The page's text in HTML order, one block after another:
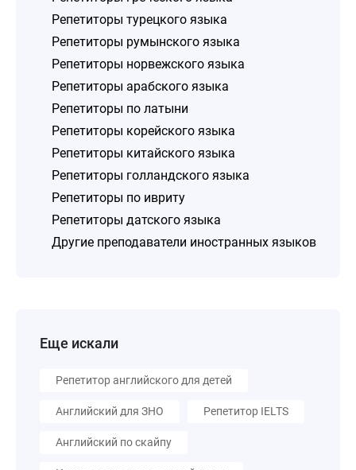
Репетиторы турецкого языка
Репетиторы румынского языка
Репетиторы норвежского языка
Репетиторы арабского языка
Репетиторы по латыни
Репетиторы корейского языка
Репетиторы китайского языка
Репетиторы голландского языка
Репетиторы по ивриту
Репетиторы датского языка
Другие преподаватели иностранных языков
Еще искали
Репетитор английского для детей
Английский для ЗНО Репетитор IELTS
Английский по скайпу